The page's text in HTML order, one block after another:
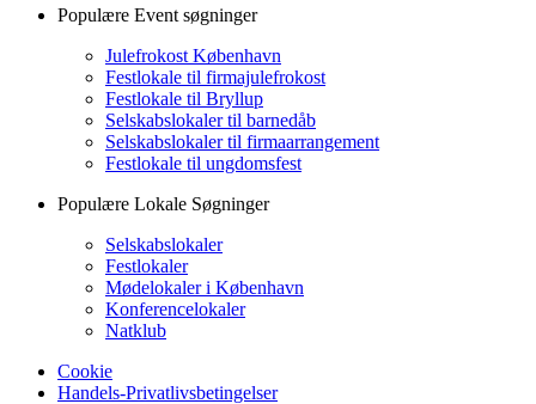
Populære Event søgninger
Julefrokost København
Festlokale til firmajulefrokost
Festlokale til Bryllup
Selskabslokaler til barnedåb
Selskabslokaler til firmaarrangement
Festlokale til ungdomsfest
Populære Lokale Søgninger
Selskabslokaler
Festlokaler
Mødelokaler i København
Konferencelokaler
Natklub
Cookie
Handels-Privatlivsbetingelser